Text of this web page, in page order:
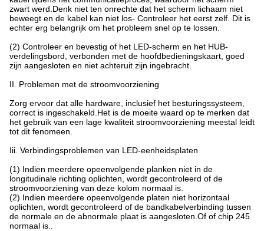
zwart werd.Denk niet ten onrechte dat het scherm lichaam niet
beweegt en de kabel kan niet los- Controleer het eerst zelf. Dit is
echter erg belangrijk om het probleem snel op te lossen.
(2) Controleer en bevestig of het LED-scherm en het HUB-
verdelingsbord, verbonden met de hoofdbedieningskaart, goed
zijn aangesloten en niet achteruit zijn ingebracht.
II. Problemen met de stroomvoorziening
Zorg ervoor dat alle hardware, inclusief het besturingssysteem,
correct is ingeschakeld.Het is de moeite waard op te merken dat
het gebruik van een lage kwaliteit stroomvoorziening meestal leidt
tot dit fenomeen.
Iii. Verbindingsproblemen van LED-eenheidsplaten
(1) Indien meerdere opeenvolgende planken niet in de
longitudinale richting oplichten, wordt gecontroleerd of de
stroomvoorziening van deze kolom normaal is.
(2) Indien meerdere opeenvolgende platen niet horizontaal
oplichten, wordt gecontroleerd of de bandkabelverbinding tussen
de normale en de abnormale plaat is aangesloten.Of of chip 245
normaal is..